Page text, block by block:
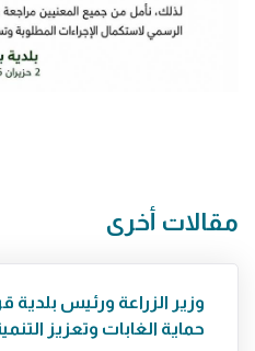
مقالات أخرى
وزير الزراعة ورئيس بلدية
حماية الغابات وتعزيز